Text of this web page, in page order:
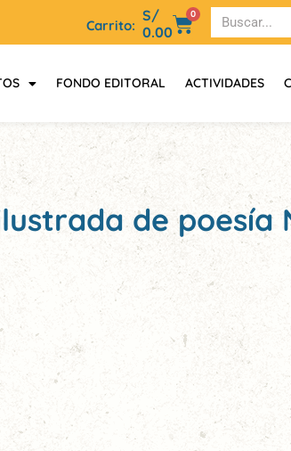
Carrito:
S/
0.00
0
FONDO EDITORAL ACTIVIDADES
de poesía